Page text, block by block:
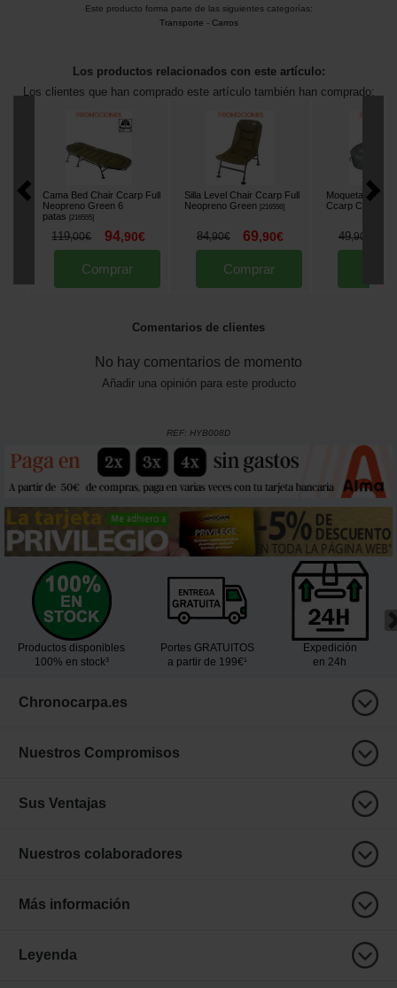
Este producto forma parte de las siguientes categorías:
Transporte - Carros
Los productos relacionados con este artículo:
Los clientes que han comprado este artículo también han comprado:
Cama Bed Chair Ccarp Full
Neopreno Green 6
patas [216555]
119,00€ 94,90€
Comprar
Silla Level Chair Ccarp Full
Neopreno Green [216556]
84,90€ 69,90€
Comprar
Moqueta de
Ccarp Cocoon
49,90
Comentarios de clientes
No hay comentarios de momento
Añadir una opinión para este producto
REF: HYB008D
Productos disponibles
100% en stock³
Portes GRATUITOS
a partir de 199€¹
Expedición
en 24h
Chronocarpa.es
Nuestros Compromisos
Sus Ventajas
Nuestros colaboradores
Más información
Leyenda